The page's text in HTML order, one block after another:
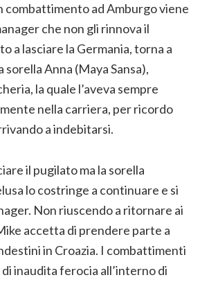
combattimento ad Amburgo viene
che non gli rinnova il
a lasciare la Germania, torna a
Anna (Maya Sansa),
la quale l’aveva sempre
nella carriera, per ricordo
a indebitarsi.
il pugilato ma la sorella
lo costringe a continuare e si
Non riuscendo a ritornare ai
accetta di prendere parte a
in Croazia. I combattimenti
inaudita ferocia all’interno di